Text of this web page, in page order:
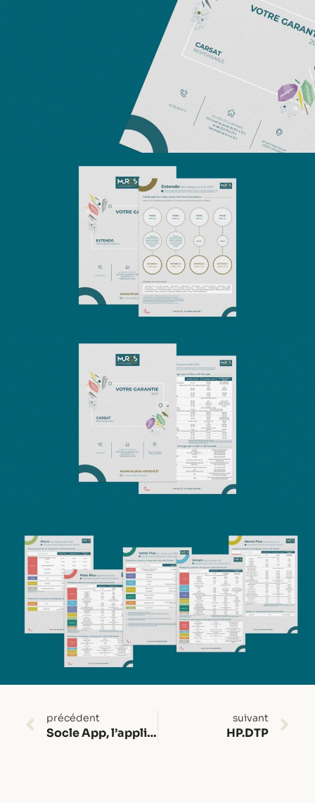
précédent
Socle App, l’application sociale et innovante.
suivant
HP.DTP